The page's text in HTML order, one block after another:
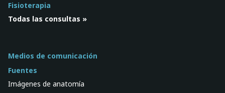
Fisioterapia
Todas las consultas »
Medios de comunicación
Fuentes
Imágenes de anatomía